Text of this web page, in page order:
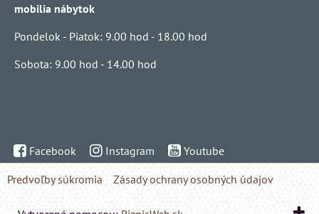
mobilia nábytok
Pondelok - Piatok: 9.00 hod - 18.00 hod
Sobota: 9.00 hod - 14.00 hod
Facebook Instagram
Youtube
Predvoľby súkromia
Zásady ochrany osobných údajov